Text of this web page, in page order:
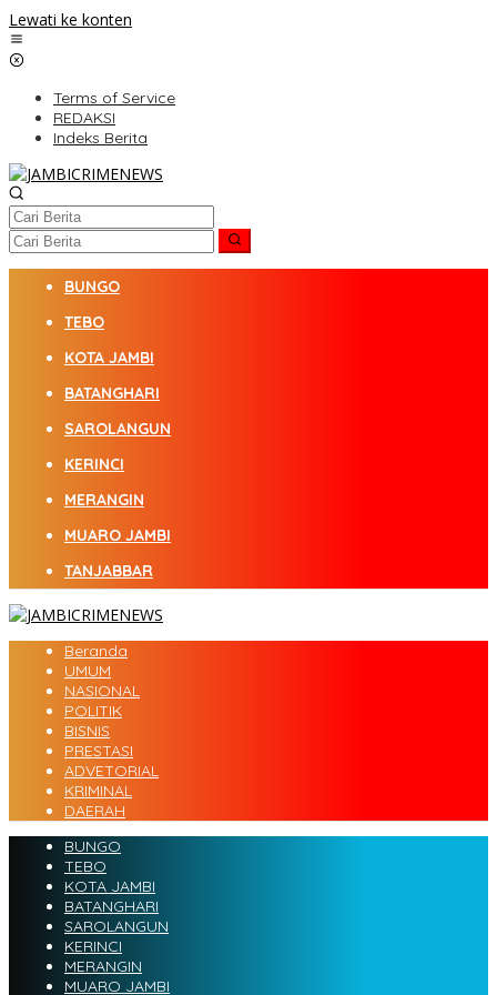
Lewati ke konten
Terms of Service
REDAKSI
Indeks Berita
BUNGO
TEBO
KOTA JAMBI
BATANGHARI
SAROLANGUN
KERINCI
MERANGIN
MUARO JAMBI
TANJABBAR
Beranda
UMUM
NASIONAL
POLITIK
BISNIS
PRESTASI
ADVETORIAL
KRIMINAL
DAERAH
BUNGO
TEBO
KOTA JAMBI
BATANGHARI
SAROLANGUN
KERINCI
MERANGIN
MUARO JAMBI